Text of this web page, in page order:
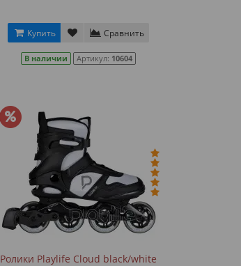
Купить Сравнить
В наличии Артикул: 10604
Ролики Playlife Cloud black/white